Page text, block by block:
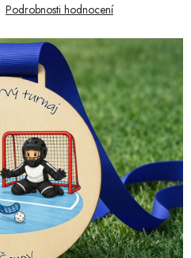
Podrobnosti hodnocení